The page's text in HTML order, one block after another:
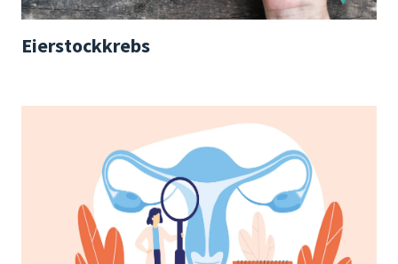
Eierstockkrebs